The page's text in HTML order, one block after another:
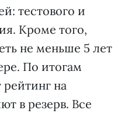
тестового и
Кроме того,
не меньше 5 лет
По итогам
рейтинг на
в резерв. Все